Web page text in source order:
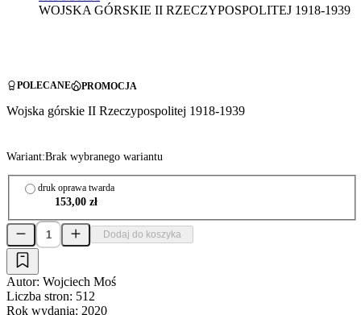
WOJSKA GÓRSKIE II RZECZYPOSPOLITEJ 1918-1939
POLECANE PROMOCJA
Wojska górskie II Rzeczypospolitej 1918-1939
Wariant:Brak wybranego wariantu
druk oprawa twarda
153,00 zł
Dodaj do koszyka
Autor: Wojciech Moś
Liczba stron: 512
Rok wydania: 2020